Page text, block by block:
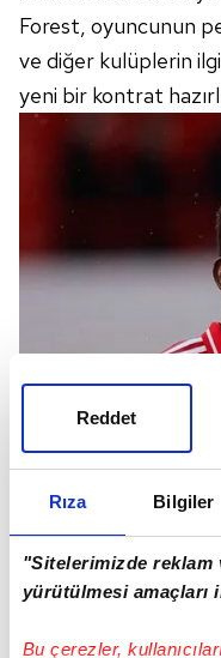
Rıza Bilgiler
"Sitelerimizde reklam
yürütülmesi amaçları
Bu çerezler,
Reddet
Forest, oyuncunun
ve diğer kulüplerin
yeni bir kontrat